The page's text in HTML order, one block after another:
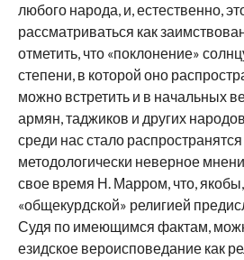
любого народа, и, естественно,
рассматриваться как
отметить, что «поклонение»
степени, в которой оно
можно встретить и в начальных
армян, таджиков и других
среди нас стало
методологически неверное
свое время Н. Марром, что,
«общекурдской» религией
Судя по имеющимся фактам,
езидское вероисповедание как